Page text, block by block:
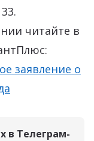
читайте в
заявление о
в Телеграм-